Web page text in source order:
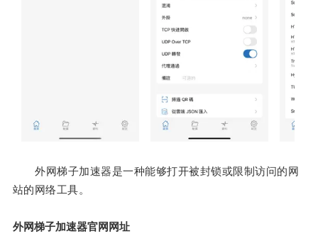
外网梯子加速器是一种能够打开被封锁或限制访问的网
站的网络工具。
外网梯子加速器官网网址